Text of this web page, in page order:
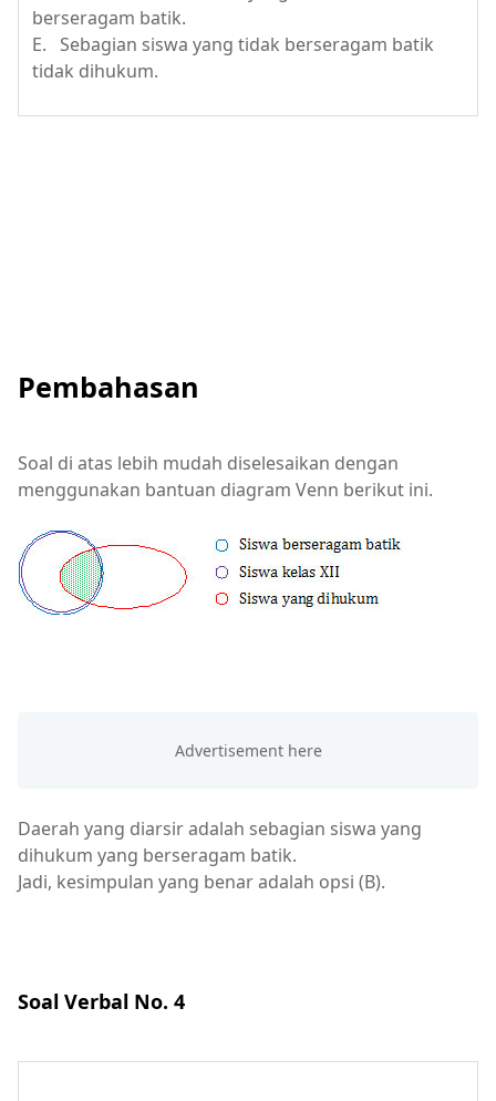
berseragam batik.
E. Sebagian siswa yang tidak berseragam batik
tidak dihukum.
Pembahasan
Soal di atas lebih mudah diselesaikan dengan
menggunakan bantuan diagram Venn berikut ini.
Daerah yang diarsir adalah sebagian siswa yang
dihukum yang berseragam batik.
Jadi, kesimpulan yang benar adalah opsi (B).
Soal Verbal No. 4